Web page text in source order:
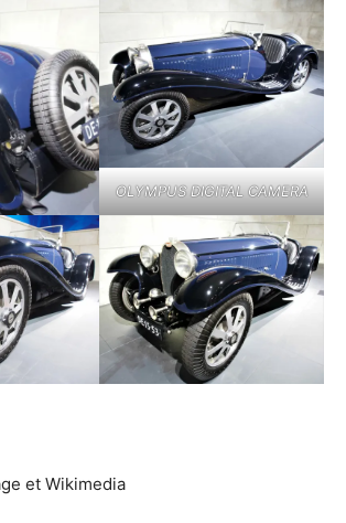
OLYMPUS DIGITAL CAMERA
et Wikimedia